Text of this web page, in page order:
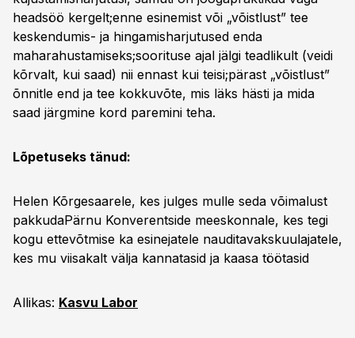
headsöö kergelt;enne esinemist või „võistlust” tee
keskendumis- ja hingamisharjutused enda
maharahustamiseks;soorituse ajal jälgi teadlikult (veidi
kõrvalt, kui saad) nii ennast kui teisi;pärast „võistlust”
õnnitle end ja tee kokkuvõte, mis läks hästi ja mida
saad järgmine kord paremini teha.
Lõpetuseks tänud:
Helen Kõrgesaarele, kes julges mulle seda võimalust
pakkudaPärnu Konverentside meeskonnale, kes tegi
kogu ettevõtmise ka esinejatele nauditavakskuulajatele,
kes mu viisakalt välja kannatasid ja kaasa töötasid
Allikas: Kasvu Labor